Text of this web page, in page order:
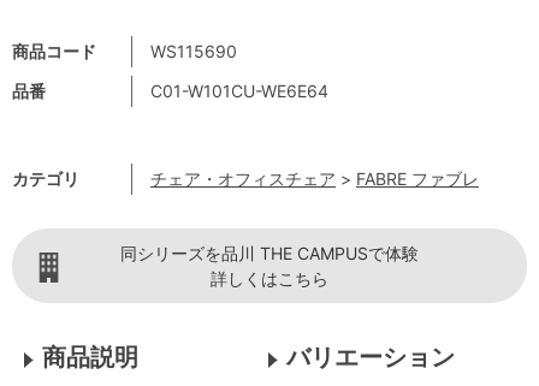
商品コード
WS115690
品番
C01-W101CU-WE6E64
カテゴリ チェア・オフィスチェア > FABRE ファブレ
同シリーズを品川 THE CAMPUSで体験
詳しくはこちら
商品説明 バリエーション